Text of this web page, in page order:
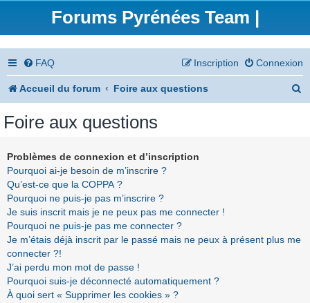
Forums Pyrénées Team |
FAQ Connexion
Inscription
Accueil du forum Foire aux questions
Foire aux questions
Problèmes de connexion et d’inscription
Pourquoi ai-je besoin de m’inscrire ?
Qu’est-ce que la COPPA ?
Pourquoi ne puis-je pas m’inscrire ?
Je suis inscrit mais je ne peux pas me connecter !
Pourquoi ne puis-je pas me connecter ?
Je m’étais déjà inscrit par le passé mais ne peux à présent plus me
connecter ?!
J’ai perdu mon mot de passe !
Pourquoi suis-je déconnecté automatiquement ?
À quoi sert « Supprimer les cookies » ?